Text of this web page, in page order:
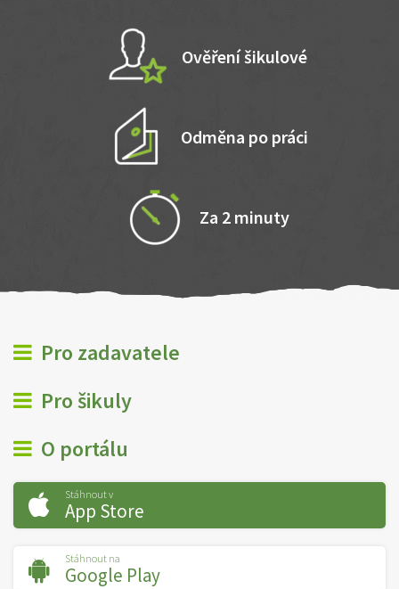
Ověření šikulové
Odměna po práci
Za 2 minuty
Pro zadavatele
Pro šikuly
O portálu
Stáhnout v
App Store
Stáhnout na
Google Play